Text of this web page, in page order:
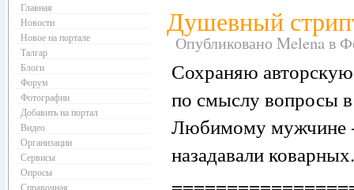
Душевный
Опубликовано Melena в
Сохраняю
по смыслу вопросы
Любимому мужчине
назадавали коварных.
Главная
Новости
Новое на портале
Талгар
Блоги
Форум
Фотографии
Добавить на портал
Видео
Организации
Сервисы
Опросы
Справочная